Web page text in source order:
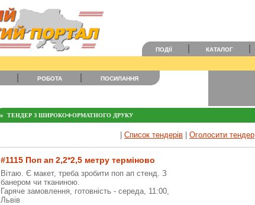
ПОДІЇ КАТАЛОГ
РОБОТА ПОСИЛАННЯ
ТЕНДЕР З ШИРОКОФОРМАТНОГО ДРУКУ
Список тендерів Оголосити тендер
#1115 Поп ап 2,2*2,5 метру терміново
Вітаю. Є макет, треба зробити поп ап стенд. З
банером чи тканиною.
Гаряче замовлення, готовність - середа, 11:00,
Львів